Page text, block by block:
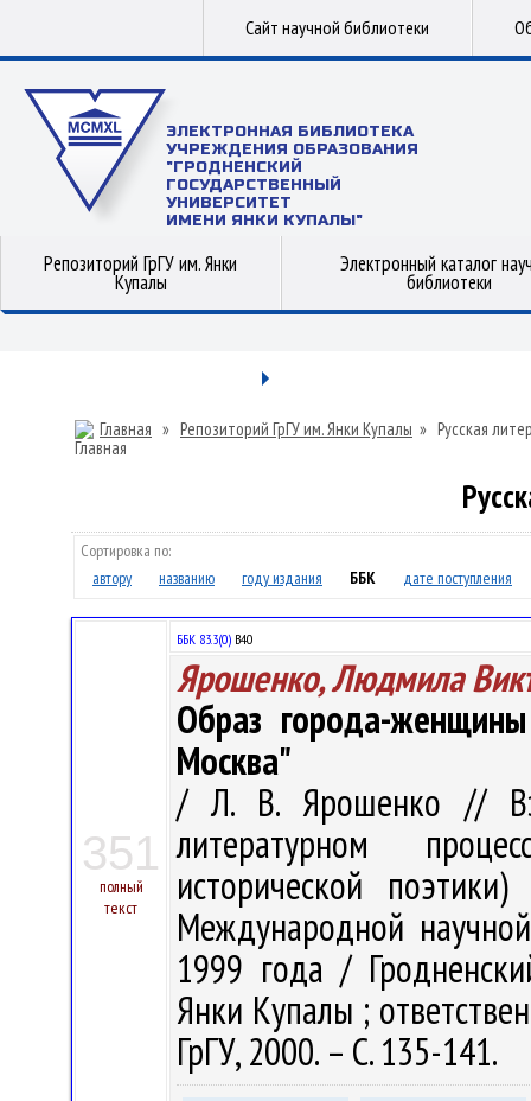
Сайт научной библиотеки
ЭЛЕКТРОННАЯ БИБЛИОТЕКА
УЧРЕЖДЕНИЯ ОБРАЗОВАНИЯ
"ГРОДНЕНСКИЙ
ГОСУДАРСТВЕННЫЙ
УНИВЕРСИТЕТ
ИМЕНИ ЯНКИ КУПАЛЫ"
Репозиторий ГрГУ им. Янки
Купалы
Электронный каталог
библиотеки
Главная » Репозиторий ГрГУ им. Янки Купалы » Русская
Сортировка по:
автору
названию году издания ББК дате поступления
351
полный
текст
ББК 83.3(0) В40
Ярошенко, Людмила
Образ города-
Москва"
/ Л. В. Ярошенко //
литературном
исторической
Международной
1999 года /
Янки Купалы ;
ГрГУ, 2000. – С. 135-141.